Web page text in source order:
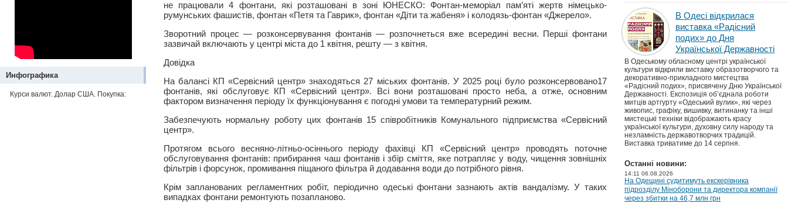
Инфографика
Курси валют. Долар США. Покупка:
не працювали 4 фонтани, які розташовані в зоні ЮНЕСКО: Фонтан-меморіал пам’яті жертв німецько-
румунських фашистів, фонтан «Петя та Гаврик», фонтан «Діти та жабеня» і колодязь-фонтан «Джерело».
Зворотний процес — розконсервування фонтанів — розпочнеться вже всередині весни. Перші фонтани
зазвичай включають у центрі міста до 1 квітня, решту — з квітня.
Довідка
На балансі КП «Сервісний центр» знаходяться 27 міських фонтанів. У 2025 році було розконсервовано17
фонтанів, які обслуговує КП «Сервісний центр». Всі вони розташовані просто неба, а отже, основним
фактором визначення періоду їх функціонування є погодні умови та температурний режим.
Забезпечують нормальну роботу цих фонтанів 15 співробітників Комунального підприємства «Сервісний
центр».
Протягом всього весняно-літньо-осіннього періоду фахівці КП «Сервісний центр» проводять поточне
обслуговування фонтанів: прибирання чаш фонтанів і збір сміття, яке потрапляє у воду, чищення зовнішніх
фільтрів і форсунок, промивання піщаного фільтра й додавання води до потрібного рівня.
Крім запланованих регламентних робіт, періодично одеські фонтани зазнають актів вандалізму. У таких
випадках фонтани ремонтують позапланово.
В Одесі відкрилася
виставка «Радісний
подих» до Дня
Української Державності
В Одеському обласному центрі української
культури відкрили виставку образотворчого та
декоративно-прикладного мистецтва
«Радісний подих», присвячену Дню Української
Державності. Експозиція об’єднала роботи
митців артгурту «Одеський вулик», які через
живопис, графіку, вишивку, витинанку та інші
мистецькі техніки відображають красу
української культури, духовну силу народу та
незламність державотворчих традицій.
Виставка триватиме до 14 серпня.
Останні новини:
14:11 06.08.2026
На Одещині судитимуть екскерівника
підрозділу Міноборони та директора компанії
через збитки на 46,7 млн грн